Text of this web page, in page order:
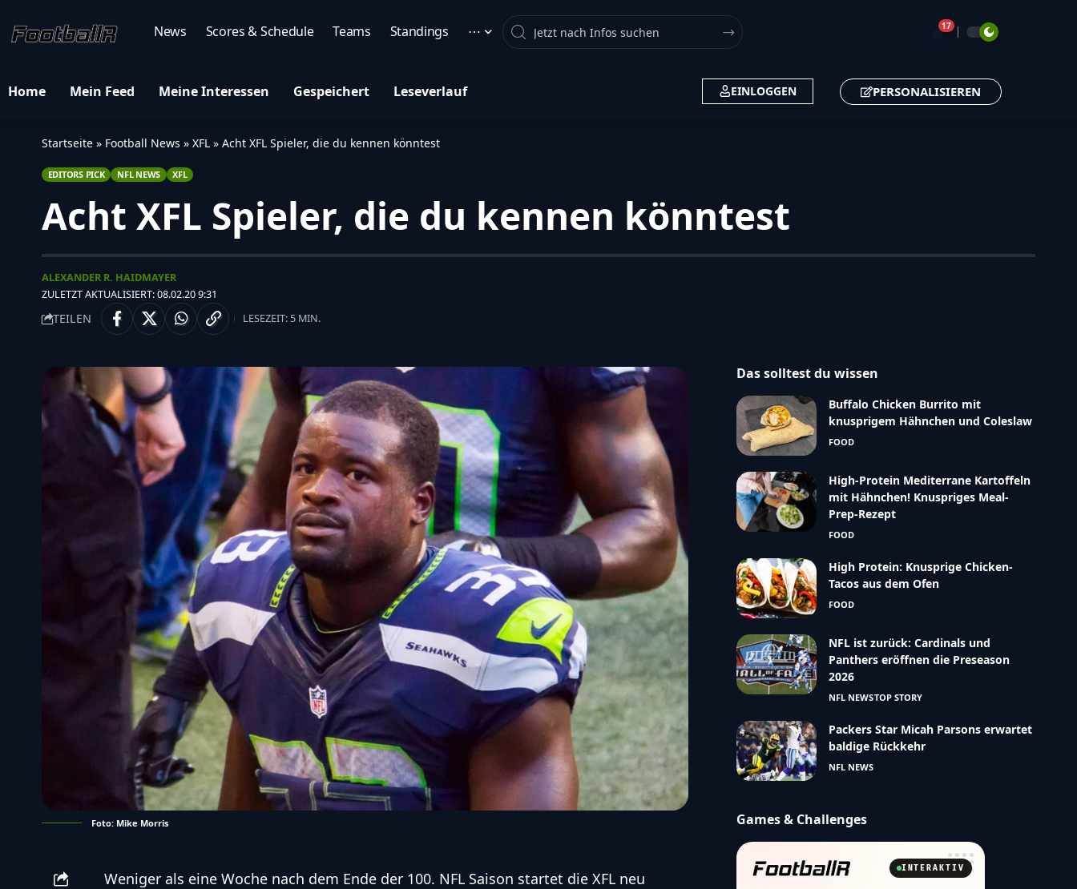
News Scores & Schedule Teams Standings ⋯ Search 🔔17
Home Mein Feed Meine Interessen Gespeichert Leseverlauf EINLOGGEN PERSONALISIEREN
Startseite » Football News » XFL » Acht XFL Spieler, die du kennen könntest
EDITORS PICK NFL NEWS XFL
Acht XFL Spieler, die du kennen könntest
ZULETZT AKTUALISIERT: 08.02.20 9:31
ALEXANDER R. HAIDMAYER
TEILEN LESEZEIT: 5 MIN.
Foto: Mike Morris
Weniger als eine Woche nach dem Ende der 100. NFL Saison startet die XFL neu
Das solltest du wissen
Buffalo Chicken Burrito mit
knusprigem Hähnchen und Coleslaw
FOOD
High-Protein Mediterrane Kartoffeln
mit Hähnchen! Knuspriges Meal-
Prep-Rezept
FOOD
High Protein: Knusprige Chicken-
Tacos aus dem Ofen
FOOD
NFL ist zurück: Cardinals und
Panthers eröffnen die Preseason
2026
NFL NEWSTOP STORY
Packers Star Micah Parsons erwartet
baldige Rückkehr
NFL NEWS
Games & Challenges
INTERAKTIV